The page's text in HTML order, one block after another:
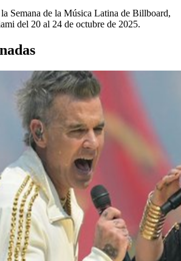
Semana de la Música Latina de Billboard,
del 20 al 24 de octubre de 2025.